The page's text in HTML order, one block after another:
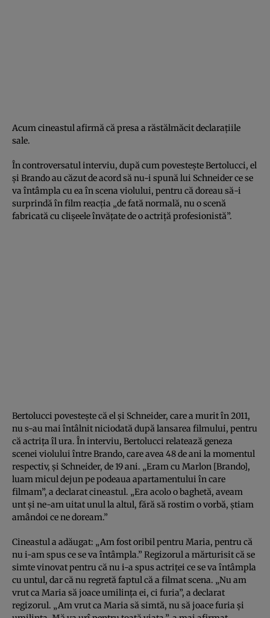
Acum cineastul afirmă că presa a răstălmăcit declaraţiile
sale.
În controversatul interviu, după cum povesteşte Bertolucci, el
şi Brando au căzut de acord să nu-i spună lui Schneider ce se
va întâmpla cu ea în scena violului, pentru că doreau să-i
surprindă în film reacţia „de fată normală, nu o scenă
fabricată cu clişeele învăţate de o actriţă profesionistă”.
Bertolucci povesteşte că el şi Schneider, care a murit în 2011,
nu s-au mai întâlnit niciodată după lansarea filmului, pentru
că actriţa îl ura. În interviu, Bertolucci relatează geneza
scenei violului între Brando, care avea 48 de ani la momentul
respectiv, şi Schneider, de 19 ani. „Eram cu Marlon [Brando],
luam micul dejun pe podeaua apartamentului în care
filmam”, a declarat cineastul. „Era acolo o baghetă, aveam
unt şi ne-am uitat unul la altul, fără să rostim o vorbă, ştiam
amândoi ce ne doream.”
Cineastul a adăugat: „Am fost oribil pentru Maria, pentru că
nu i-am spus ce se va întâmpla.” Regizorul a mărturisit că se
simte vinovat pentru că nu i-a spus actriţei ce se va întâmpla
cu untul, dar că nu regretă faptul că a filmat scena. „Nu am
vrut ca Maria să joace umilinţa ei, ci furia”, a declarat
regizorul. „Am vrut ca Maria să simtă, nu să joace furia şi